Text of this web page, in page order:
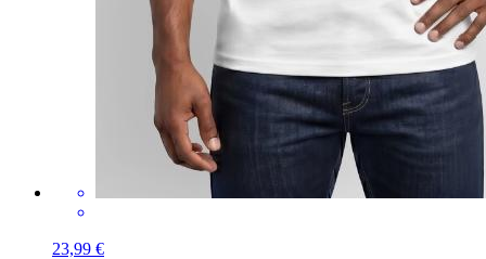
23,99 €